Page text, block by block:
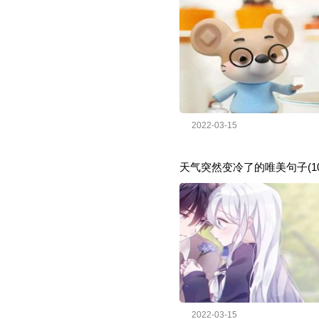
2022-03-15
天气突然变冷了的唯美句子
2022-03-15